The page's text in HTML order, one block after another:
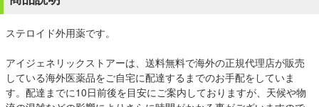
ステロイド外用薬です。
アイジェネリックストアーは、送料無料で海外の正規代理店が販売
している海外医薬品をご自宅に配達するまでのお手配をしていま
す。配達までに10日前後を目安にご案内しておりますが、天候や物